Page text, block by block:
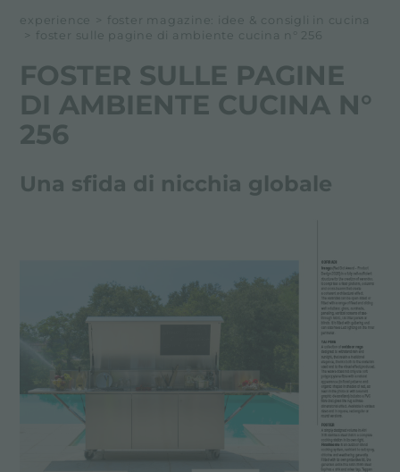
experience > foster magazine: idee & consigli in cucina
> foster sulle pagine di ambiente cucina n° 256
FOSTER SULLE PAGINE
DI AMBIENTE CUCINA N°
256
Una sfida di nicchia globale